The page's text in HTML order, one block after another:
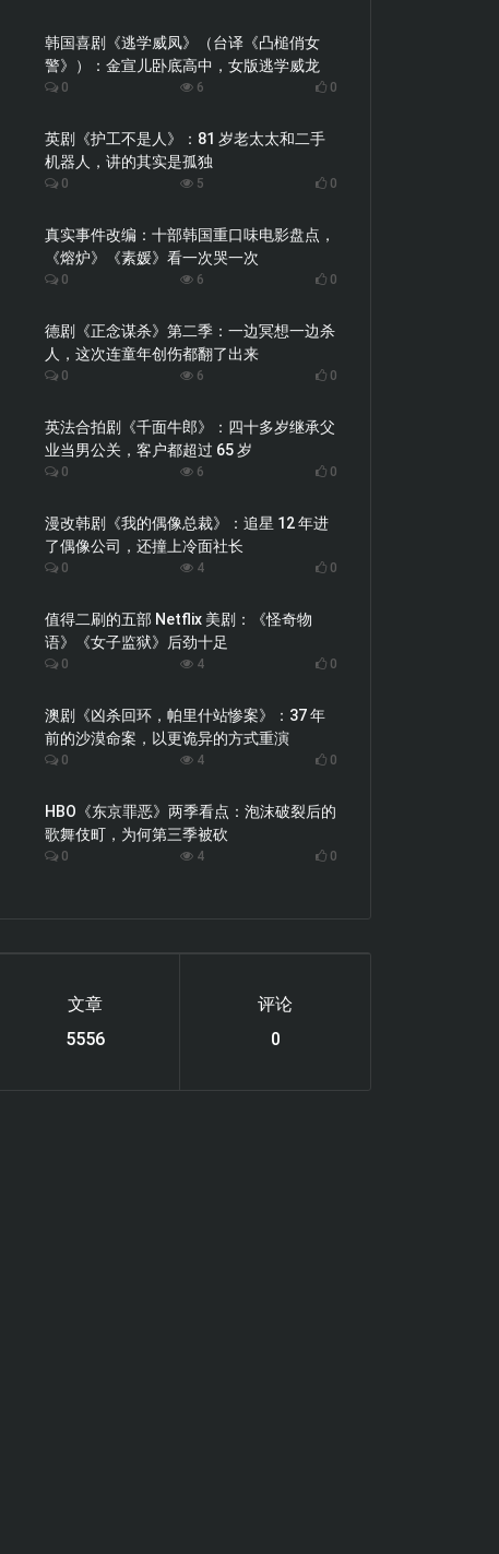
韩国喜剧《逃学威凤》（台译《凸槌俏女
警》）：金宣儿卧底高中，女版逃学威龙
0 6 0
英剧《护工不是人》：81 岁老太太和二手
机器人，讲的其实是孤独
0 5 0
真实事件改编：十部韩国重口味电影盘点，
《熔炉》《素媛》看一次哭一次
0 6 0
德剧《正念谋杀》第二季：一边冥想一边杀
人，这次连童年创伤都翻了出来
0 6 0
英法合拍剧《千面牛郎》：四十多岁继承父
业当男公关，客户都超过 65 岁
0 6 0
漫改韩剧《我的偶像总裁》：追星 12 年进
了偶像公司，还撞上冷面社长
0 4 0
值得二刷的五部 Netflix 美剧：《怪奇物
语》《女子监狱》后劲十足
0 4 0
澳剧《凶杀回环，帕里什站惨案》：37 年
前的沙漠命案，以更诡异的方式重演
0 4 0
HBO《东京罪恶》两季看点：泡沫破裂后的
歌舞伎町，为何第三季被砍
0 4 0
文章
6220
评论
0